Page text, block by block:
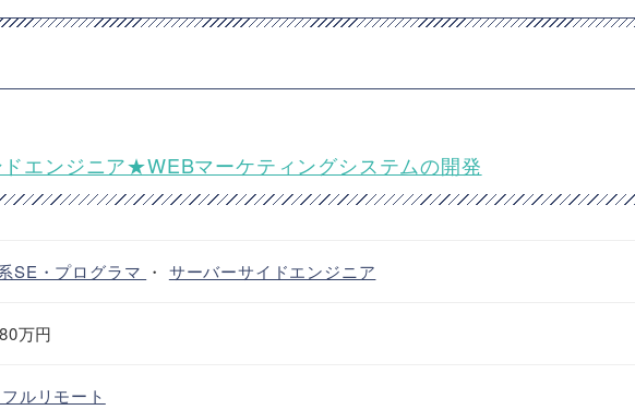
ドエンジニア★WEBマーケティングシステムの開発
SE・プログラマ ・ サーバーサイドエンジニア
万円
フルリモート